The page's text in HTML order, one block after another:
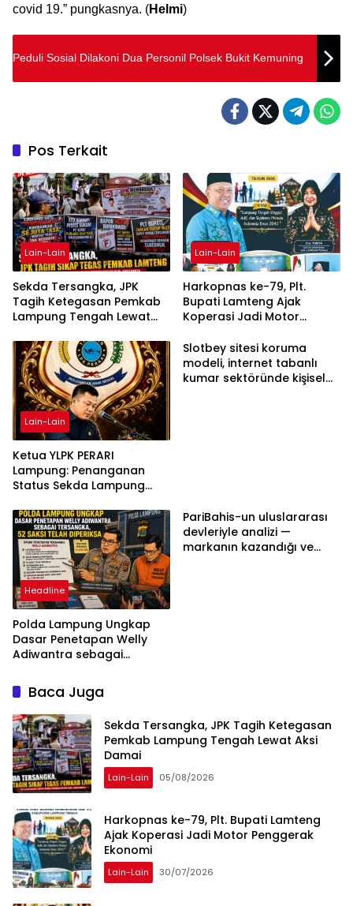
covid 19.” pungkasnya. (Helmi)
Peduli Sosial Dilakoni Dua Personil Polsek Bukit Kemuning
Pos Terkait
Lain-Lain
Sekda Tersangka, JPK
Tagih Ketegasan Pemkab
Lampung Tengah Lewat
Lain-Lain
Harkopnas ke-79, Plt.
Bupati Lamteng Ajak
Koperasi Jadi Motor
Lain-Lain
Ketua YLPK PERARI
Lampung: Penanganan
Status Sekda Lampung
Berdasarkan Aturan,
Bukan Tekanan Opini
Slotbey sitesi koruma
modeli, internet tabanlı
kumar sektöründe kişisel
Headline
Polda Lampung Ungkap
Dasar Penetapan Welly
Adiwantra sebagai
Diperiksa
PariBahis-un uluslararası
devleriyle analizi —
markanın kazandığı ve
Baca Juga
Sekda Tersangka, JPK Tagih Ketegasan
Pemkab Lampung Tengah Lewat Aksi
Damai
Lain-Lain 05/08/2026
Harkopnas ke-79, Plt. Bupati Lamteng
Ajak Koperasi Jadi Motor Penggerak
Ekonomi
Lain-Lain 30/07/2026